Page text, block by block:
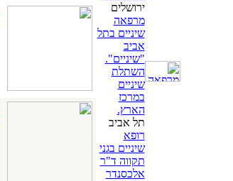
ירושלים
מרפאה
שיניים בתל
אביב
"שיניים".
השתלת
שיניים
במרכז
הארץ.
תל אביב
רופא
שיניים בגני
תקווה ד"ר
אלכסנדר